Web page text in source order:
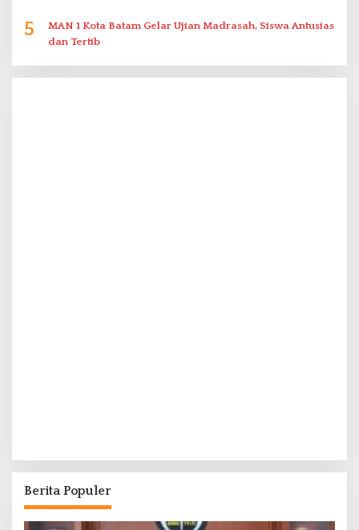
5
MAN 1 Kota Batam Gelar Ujian Madrasah, Siswa Antusias
dan Tertib
Berita Populer